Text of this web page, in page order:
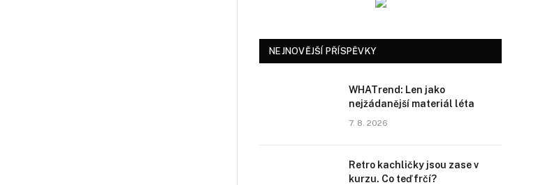
NEJNOVĚJŠÍ PŘÍSPĚVKY
WHATrend: Len jako
nejžádanější materiál léta
7. 8. 2026
Retro kachličky jsou zase v
kurzu. Co teď frčí?